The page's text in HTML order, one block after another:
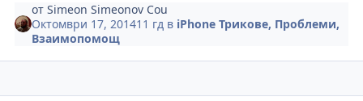
отSimeon Simeonov Cou
Октомври 17, 201411 гд в iPhone Трикове, Проблеми,
Взаимопомощ